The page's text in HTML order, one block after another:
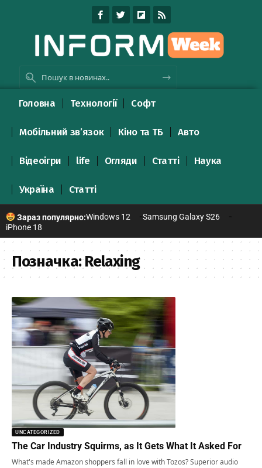
Головна Технології Софт
Мобільний зв’язок Кіно та ТБ Авто
Відеоігри life Огляди Статті Наука
Україна Статті
Зараз популярно:Windows 12
Samsung Galaxy S26
iPhone 18
Позначка:Relaxing
UNCATEGORIZED
The Car Industry Squirms, as It Gets What It Asked For
What's made Amazon shoppers fall in love with Tozos? Superior audio